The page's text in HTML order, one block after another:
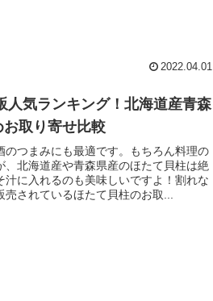
2022.04.01
人気ランキング！北海道産青森
取り寄せ比較
のつまみにも最適です。もちろん料理の
、北海道産や青森県産のほたて貝柱は絶
汁に入れるのも美味しいですよ！割れな
されているほたて貝柱のお取...